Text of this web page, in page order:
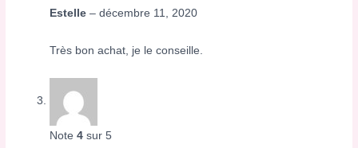
Estelle– décembre 11, 2020
Très bon achat, je le conseille.
Note4 sur 5